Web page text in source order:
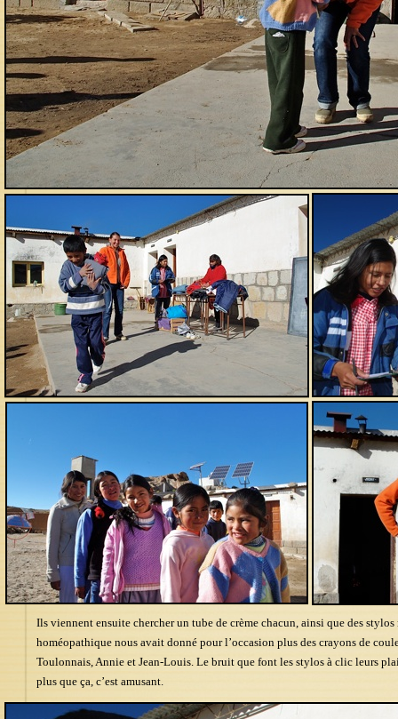
Ils viennent ensuite chercher un tube de crème chacun, ainsi que des
homéopathique nous avait donné pour l’occasion plus des crayons de
Toulonnais, Annie et Jean-Louis. Le bruit que font les stylos à clic leurs
plus que ça, c’est amusant.